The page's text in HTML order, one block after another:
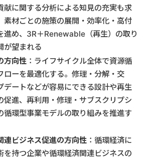
献に関する分析による知見の充実も求
素材ごとの施策の展開・効率化・高付
進め、3R＋Renewable（再生）の取り
が望まれる
方向性 ：ライフサイクル全体で資源循
ローを最適化する。修理・分解・交
デートなどが容易にできる設計や再生
促進、再利用・修理・サブスクリプシ
循環型事業モデルの取り組みを推進す
連ビジネス促進の方向性 ：循環経済に
を持つ企業や循環経済関連ビジネスの